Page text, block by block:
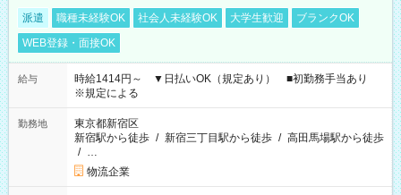
派遣 職種未経験OK 社会人未経験OK 大学生歓迎
ブランクOK
WEB登録・面接OK
給与
時給1414円～ ▼日払いOK（規定あり） ■初勤務手当あり
※規定による
勤務地
東京都新宿区
新宿駅から徒歩 / 新宿三丁目駅から徒歩 / 高田馬場駅から徒歩
/ …
物流企業